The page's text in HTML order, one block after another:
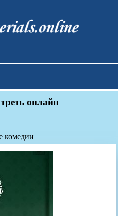
смотреть
онлайн
комедии